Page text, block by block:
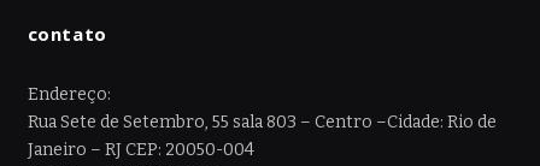
contato
Endereço:
Rua Sete de Setembro, 55 sala 803 – Centro –Cidade: Rio de
Janeiro – RJ CEP: 20050-004